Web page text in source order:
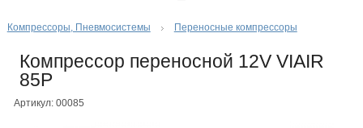
Компрессоры, Пневмосистемы Переносные компрессоры
Компрессор переносной 12V VIAIR
85P
Артикул: 00085